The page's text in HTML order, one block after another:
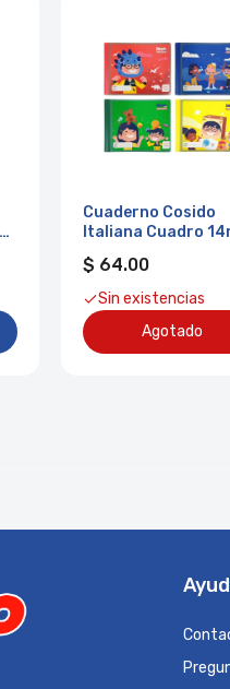
Cuaderno Cosido
Italiana Cuadro
$ 64.00
Sin existencias
Agotado